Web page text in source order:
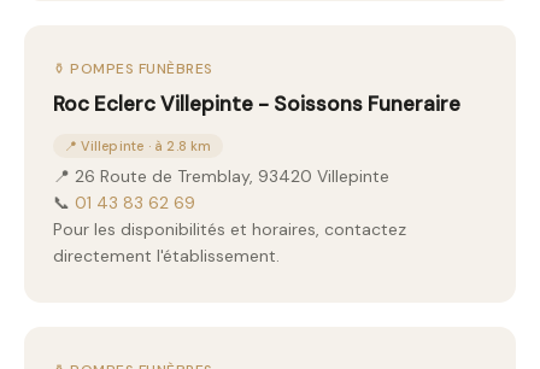
⚱️ POMPES FUNÈBRES
Roc Eclerc Villepinte - Soissons Funeraire
📍 Villepinte · à 2.8 km
📍 26 Route de Tremblay, 93420 Villepinte
📞 01 43 83 62 69
Pour les disponibilités et horaires, contactez
directement l'établissement.